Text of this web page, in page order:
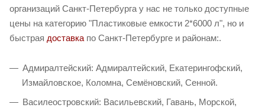
организаций Санкт-Петербурга у нас не только доступные
цены на категорию "Пластиковые емкости 2*6000 л", но и
быстрая доставка по Санкт-Петербурге и районам:.
Адмиралтейский: Адмиралтейский, Екатерингофский,
Измайловское, Коломна, Семёновский, Сенной.
Василеостровский: Васильевский, Гавань, Морской,